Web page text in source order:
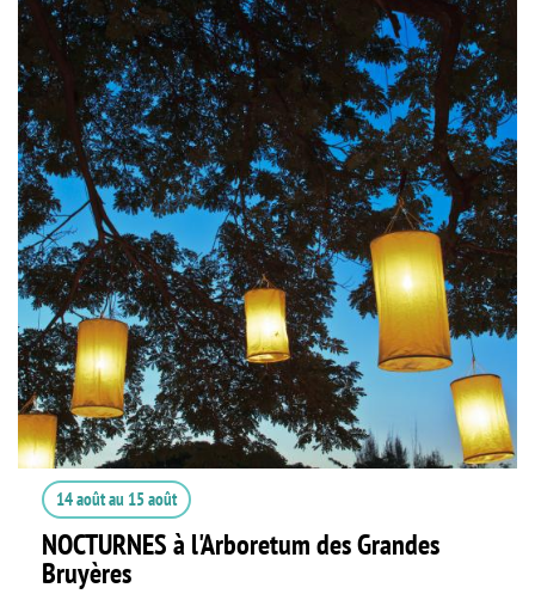
14 aoûtau 15 août
NOCTURNES à l'Arboretum des Grandes
Bruyères